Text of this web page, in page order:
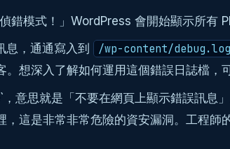
錯模式！」WordPress 會開始顯示所有
息，通通寫入到 /wp-content/debug.log
想深入了解如何運用這個錯誤日誌檔，
意思就是「不要在網頁上顯示錯誤訊息
這是非常非常危險的資安漏洞。工程師